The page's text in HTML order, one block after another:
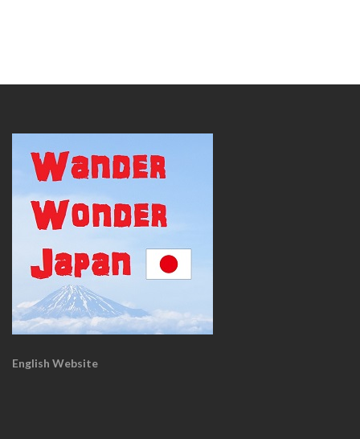
English Website